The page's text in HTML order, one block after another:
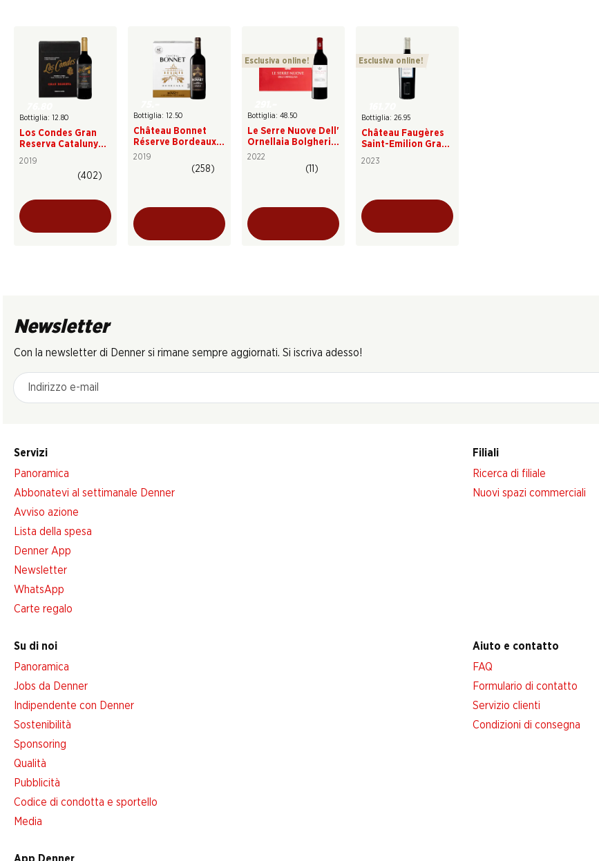
Bottiglia: 12.80
Los Condes Gran
Reserva Catalunya
DO
2019
(402)
Bottiglia: 12.50
Château Bonnet
Réserve Bordeaux
AOC
2019
(258)
Esclusiva online!
Bottiglia: 48.50
Le Serre Nuove Dell'
Ornellaia Bolgheri
DOC
2022
(11)
Esclusiva online!
Bottiglia: 26.95
Château Faugères
Saint-Emilion Grand
Cru Classé AOC
2023
Newsletter
Con la newsletter di Denner si rimane sempre aggiornati. Si iscriva adesso!
Indirizzo e-mail
Servizi
Panoramica
Abbonatevi al settimanale Denner
Avviso azione
Lista della spesa
Denner App
Newsletter
WhatsApp
Carte regalo
Filiali
Ricerca di filiale
Nuovi spazi commerciali
Su di noi
Panoramica
Jobs da Denner
Indipendente con Denner
Sostenibilità
Sponsoring
Qualità
Pubblicità
Codice di condotta e sportello
Media
Aiuto e contatto
FAQ
Formulario di contatto
Servizio clienti
Condizioni di consegna
App Denner